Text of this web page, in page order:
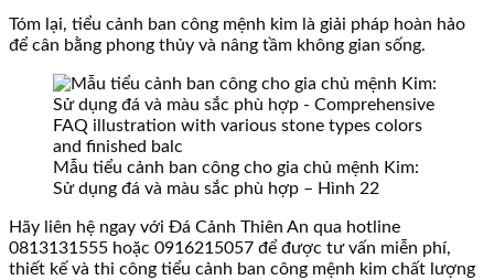
Tóm lại, tiểu cảnh ban công mệnh kim là giải pháp hoàn hảo
để cân bằng phong thủy và nâng tầm không gian sống.
Mẫu tiểu cảnh ban công cho gia chủ mệnh Kim:
Sử dụng đá và màu sắc phù hợp – Hình 22
Hãy liên hệ ngay với Đá Cảnh Thiên An qua hotline
0813131555 hoặc 0916215057 để được tư vấn miễn phí,
thiết kế và thi công tiểu cảnh ban công mệnh kim chất lượng